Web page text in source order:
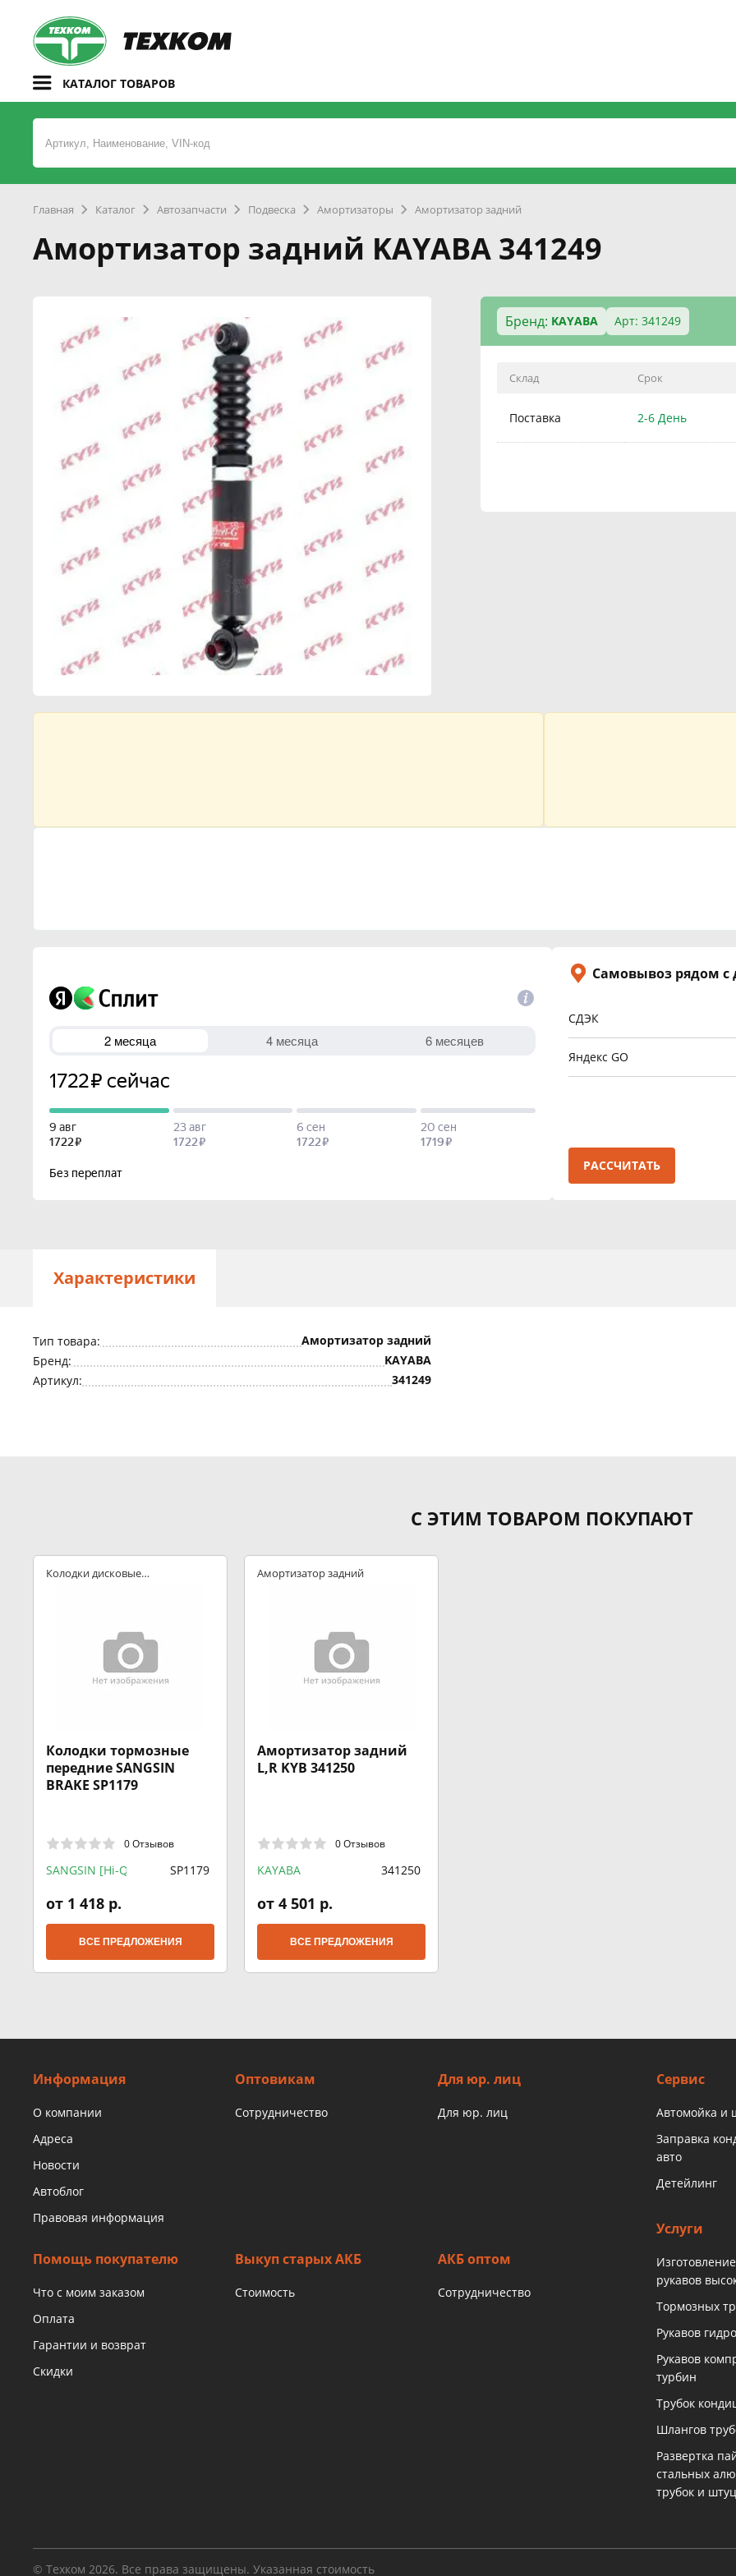
КАТАЛОГ ТОВАРОВ
Главная Каталог Автозапчасти Подвеска Амортизаторы Амортизатор задний
Амортизатор задний KAYABA 341249
Бренд: KAYABA Арт: 341249
Склад Срок
Поставка 2-6 День
Самовывоз рядом
СДЭК
Яндекс GO
РАССЧИТАТЬ
Характеристики
Тип товара:
Амортизатор задний
Бренд:
KAYABA
Артикул:
341249
С ЭТИМ ТОВАРОМ ПОКУПАЮТ
Колодки дисковые
передние
Колодки тормозные
передние SANGSIN
BRAKE SP1179
0 Отзывов
SANGSIN [Hi-Q] SP1179
от 1 418 р.
ВСЕ ПРЕДЛОЖЕНИЯ
Амортизатор задний
Амортизатор задний
L,R KYB 341250
0 Отзывов
KAYABA 341250
от 4 501 р.
ВСЕ ПРЕДЛОЖЕНИЯ
Информация
О компании
Адреса
Новости
Автоблог
Правовая информация
Оптовикам
Сотрудничество
Для юр. лиц
Для юр. лиц
Помощь покупателю
Что с моим заказом
Оплата
Гарантии и возврат
Скидки
Выкуп старых АКБ
Стоимость
АКБ оптом
Сотрудничество
Сервис
Автомойка и
Заправка
авто
Детейлинг
Услуги
рукавов
Тормозных
Рукавов
Рукавов
турбин
Трубок
Шлангов
Развертка
стальных
трубок и
© Техком 2026. Все права защищены. Указанная стоимость